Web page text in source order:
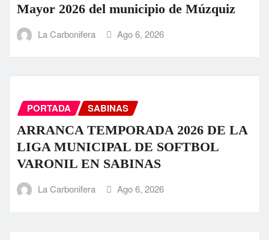
Mayor 2026 del municipio de Múzquiz
La Carbonifera Ago 6, 2026
PORTADA SABINAS
ARRANCA TEMPORADA 2026 DE LA
LIGA MUNICIPAL DE SOFTBOL
VARONIL EN SABINAS
La Carbonifera Ago 6, 2026